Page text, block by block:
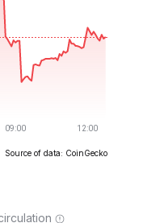
Source of data: CoinGecko